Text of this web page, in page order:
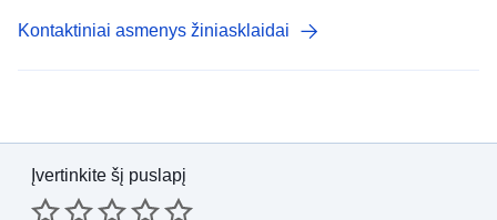
Kontaktiniai asmenys žiniasklaidai
Įvertinkite šį puslapį